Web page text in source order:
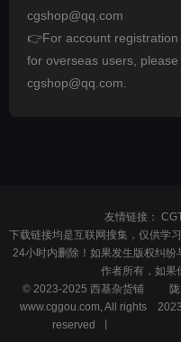
cgshop@qq.com
👉For account
for overseas users,
cgshop@qq.com.
友情链接：
下载链接均是互联网搜集，仅供学
24小时内删除！如果发生版权纠
作者所有，如果
© 2023-2025 西基杂货铺
www.cggou.com, All rights
reserved 丨